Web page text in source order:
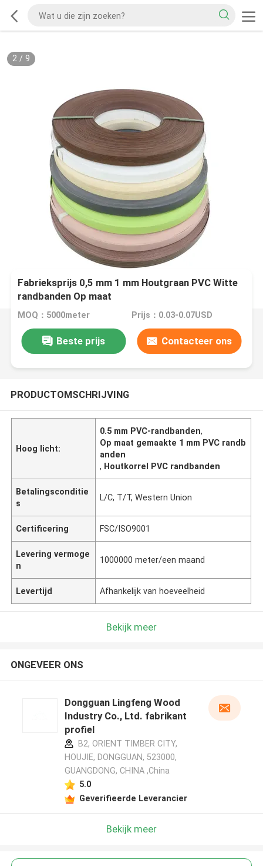
2/ 9
Fabrieksprijs 0,5 mm 1 mm Houtgraan PVC Witte
randbanden Op maat
MOQ：5000meter Prijs：0.03-0.07USD
Beste prijs Contacteer ons
PRODUCTOMSCHRIJVING
Hoog licht:
0.5 mm PVC-randbanden,
Op maat gemaakte 1 mm PVC randb
anden
, Houtkorrel PVC randbanden
Betalingsconditie
s
L/C, T/T, Western Union
Certificering FSC/ISO9001
Levering vermoge
n
1000000 meter/een maand
Levertijd Afhankelijk van hoeveelheid
Bekijk meer
ONGEVEER ONS
Dongguan Lingfeng Wood
Industry Co., Ltd. fabrikant
profiel
B2, ORIENT TIMBER CITY,
HOUJIE, DONGGUAN, 523000,
GUANGDONG, CHINA ,China
5.0
Geverifieerde Leverancier
Bekijk meer